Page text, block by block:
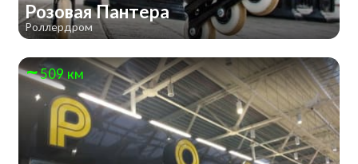
Розовая Пантера
Роллердром
509 км